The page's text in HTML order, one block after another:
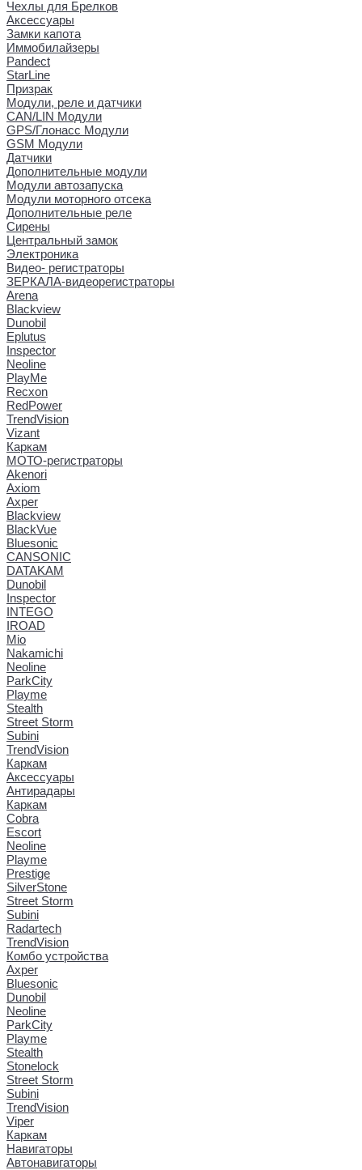
Чехлы для Брелков
Аксессуары
Замки капота
Иммобилайзеры
Pandect
StarLine
Призрак
Модули, реле и датчики
CAN/LIN Модули
GPS/Глонасс Модули
GSM Модули
Датчики
Дополнительные модули
Модули автозапуска
Модули моторного отсека
Дополнительные реле
Сирены
Центральный замок
Электроника
Видео- регистраторы
ЗЕРКАЛА-видеорегистраторы
Arena
Blackview
Dunobil
Eplutus
Inspector
Neoline
PlayMe
Recxon
RedPower
TrendVision
Vizant
Каркам
МОТО-регистраторы
Akenori
Axiom
Axper
Blackview
BlackVue
Bluesonic
CANSONIC
DATAKAM
Dunobil
Inspector
INTEGO
IROAD
Mio
Nakamichi
Neoline
ParkCity
Playme
Stealth
Street Storm
Subini
TrendVision
Каркам
Аксессуары
Антирадары
Каркам
Cobra
Escort
Neoline
Playme
Prestige
SilverStone
Street Storm
Subini
Radartech
TrendVision
Комбо устройства
Axper
Bluesonic
Dunobil
Neoline
ParkCity
Playme
Stealth
Stonelock
Street Storm
Subini
TrendVision
Viper
Каркам
Навигаторы
Автонавигаторы